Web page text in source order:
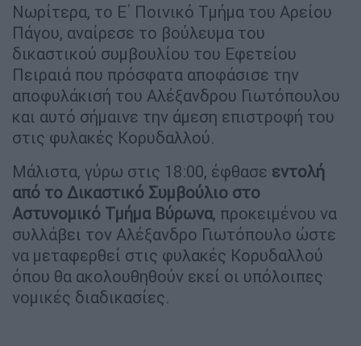
Νωρίτερα, το Ε΄ Ποινικό Τμήμα του Αρείου
Πάγου, αναίρεσε το βούλευμα του
δικαστικού συμβουλίου του Εφετείου
Πειραιά που πρόσφατα αποφάσισε την
αποφυλάκισή του Αλέξανδρου Γιωτόπουλου
και αυτό σήμαινε την άμεση επιστροφή του
στις φυλακές Κορυδαλλού.
Μάλιστα, γύρω στις 18:00, έφθασε εντολή
από το Δικαστικό Συμβούλιο στο
Αστυνομικό Τμήμα Βύρωνα, προκειμένου να
συλλάβει τον Αλέξανδρο Γιωτόπουλο ώστε
να μεταφερθεί στις φυλακές Κορυδαλλού
όπου θα ακολουθηθούν εκεί οι υπόλοιπες
νομικές διαδικασίες.